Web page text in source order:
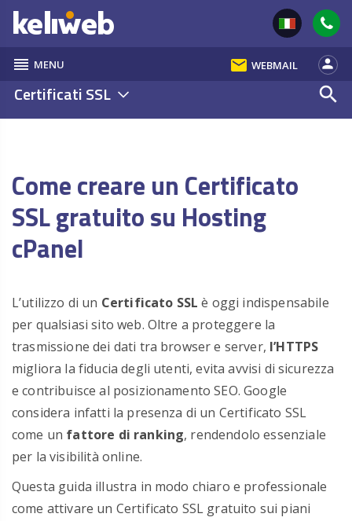
reorder MENU email WEBMAIL person
Certificati SSL search
Come creare un Certificato
SSL gratuito su Hosting
cPanel
L’utilizzo di un Certificato SSL è oggi indispensabile
per qualsiasi sito web. Oltre a proteggere la
trasmissione dei dati tra browser e server, l’HTTPS
migliora la fiducia degli utenti, evita avvisi di sicurezza
e contribuisce al posizionamento SEO. Google
considera infatti la presenza di un Certificato SSL
come un fattore di ranking, rendendolo essenziale
per la visibilità online.
Questa guida illustra in modo chiaro e professionale
come attivare un Certificato SSL gratuito sui piani